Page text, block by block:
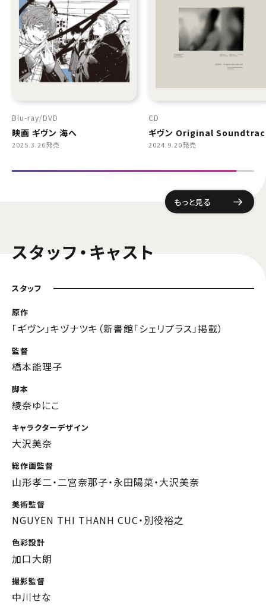
Blu-ray DVD
映画 ギヴン 海へ
2025.3.26発売
CD
ギヴン Original
2024.9.20発売
もっと見る
スタッフ・キャスト
スタッフ
原作
「ギヴン」キヅナツキ（新書館「シェリプラス」掲載）
監督
橋本能理子
脚本
綾奈ゆにこ
キャラクターデザイン
大沢美奈
総作画監督
山形孝二・二宮奈那子・永田陽菜・大沢美奈
美術監督
NGUYEN THI THANH CUC・別役裕之
色彩設計
加口大朗
撮影監督
中川せな